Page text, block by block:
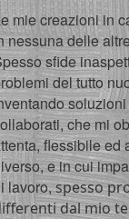
mie creazioni in
nessuna delle
sfide
del tutto
che mi
flessibile ed
e in cui
lavoro,spesso
dal mio